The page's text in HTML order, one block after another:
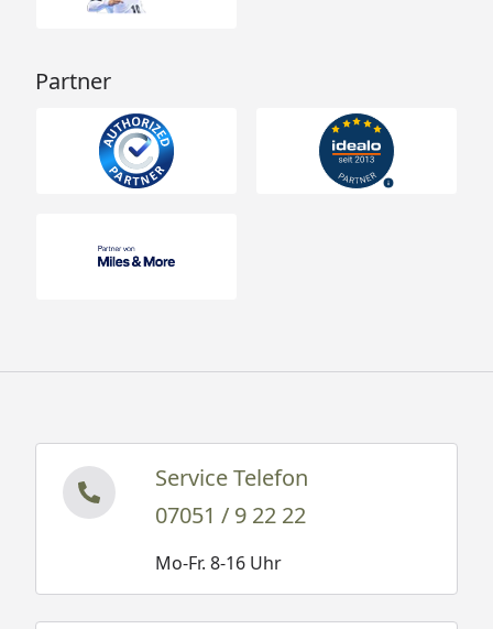
Partner
Service Telefon
07051 / 9 22 22
Mo-Fr. 8-16 Uhr